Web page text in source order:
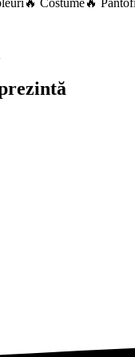
🔥 Costume🔥